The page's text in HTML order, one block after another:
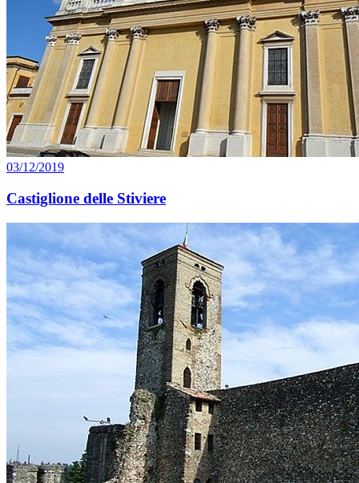
03/12/2019
Castiglione delle Stiviere